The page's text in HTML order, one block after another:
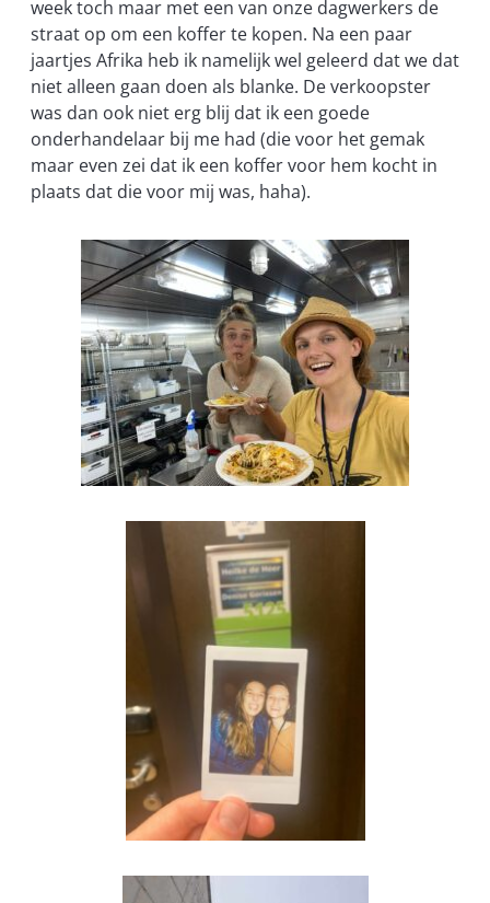
week toch maar met een van onze dagwerkers de
straat op om een koffer te kopen. Na een paar
jaartjes Afrika heb ik namelijk wel geleerd dat we dat
niet alleen gaan doen als blanke. De verkoopster
was dan ook niet erg blij dat ik een goede
onderhandelaar bij me had (die voor het gemak
maar even zei dat ik een koffer voor hem kocht in
plaats dat die voor mij was, haha).